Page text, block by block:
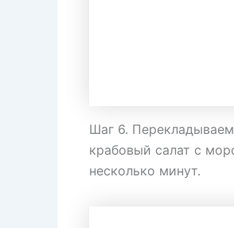
Шаг 6.
крабовый салат с
несколько минут.